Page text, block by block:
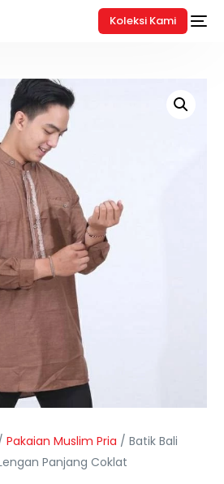
Koleksi Kami
Pakaian Muslim Pria / Batik Bali
Panjang Coklat